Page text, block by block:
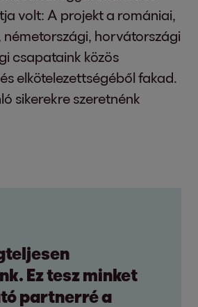
volt: A projekt a romániai,
horvátországi
csapataink közös
elkötelezettségéből fakad.
sikerekre szeretnénk
Ez tesz minket
partnerré a